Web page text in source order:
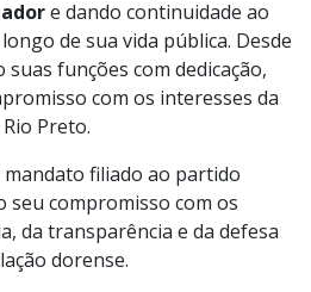
e dando continuidade ao
de sua vida pública. Desde
funções com dedicação,
com os interesses da
Preto.
filiado ao partido
seu compromisso com os
da transparência e da defesa
dorense.